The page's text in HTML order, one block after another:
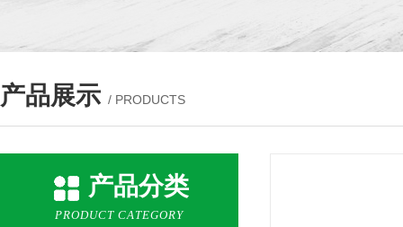
产品展示 / PRODUCTS
产品分类
PRODUCT CATEGORY